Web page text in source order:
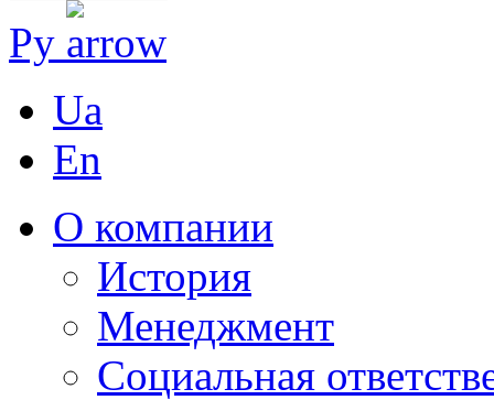
Ру
Ua
En
О компании
История
Менеджмент
Социальная